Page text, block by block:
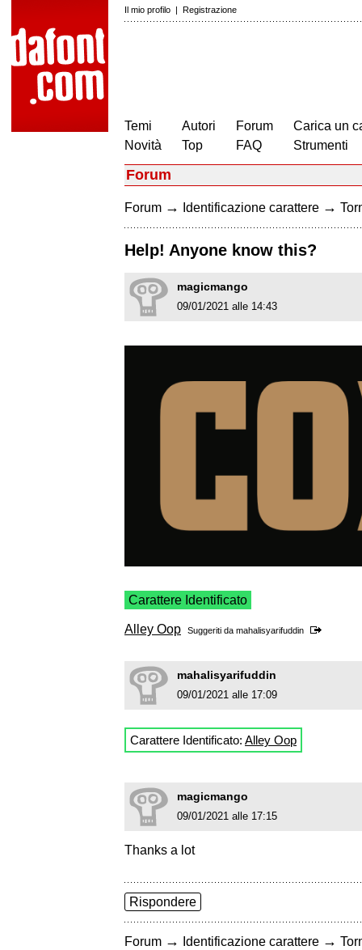
Il mio profilo | Registrazione
Temi
Novità
Autori
Top
Forum
FAQ
Carica un
Strumenti
Forum
Forum → Identificazione carattere →
Help! Anyone know this?
magicmango
09/01/2021 alle 14:43
Carattere Identificato
Alley Oop Suggeriti da mahalisyarifuddin
mahalisyarifuddin
09/01/2021 alle 17:09
Carattere Identificato: Alley Oop
magicmango
09/01/2021 alle 17:15
Thanks a lot
Rispondere
Forum → Identificazione carattere →